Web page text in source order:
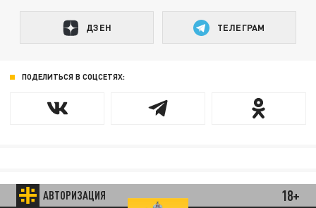
АВТОРИЗАЦИЯ 18+
ДЗЕН ТЕЛЕГРАМ
ПОДЕЛИТЬСЯ В СОЦСЕТЯХ: